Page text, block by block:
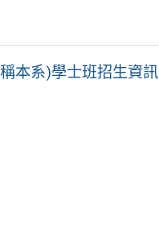
本系)學士班招生資訊